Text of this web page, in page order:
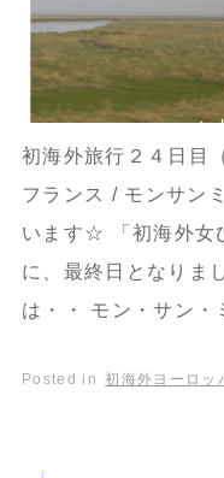
初海外旅行２４日目
フランス / モンサン
います☆ 「初海外女
に、最終日となりま
は・・ モン・サン
Posted in 初海外ヨーロッ